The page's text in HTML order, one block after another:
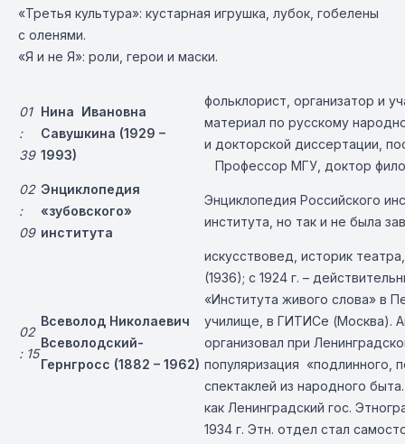
«Третья культура»: кустарная игрушка, лубок, гобелены
с оленями.
«Я и не Я»: роли, герои и маски.
01
:
39
Нина Ивановна
Савушкина (1929 –
1993)
фольклорист, организатор и
материал по русскому
и докторской диссертации,
Профессор МГУ, доктор
02
:
09
Энциклопедия
«зубовского»
института
Энциклопедия Российского
института, но так и не была
02
: 15
Всеволод Николаевич
Всеволодский-
Гернгросс (1882 – 1962)
искусствовед, историк
(1936); с 1924 г. –
«Института живого слова» в
училище, в ГИТИСе (Москва).
организовал при
популяризация «подлинного,
спектаклей из народного
как Ленинградский гос.
1934 г. Этн. отдел стал